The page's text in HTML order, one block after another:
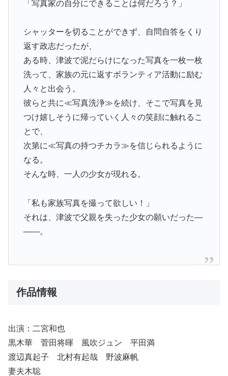
「写真家の自分にできることは何だろう？」
シャッターを切ることができず、自問自答をくり
返す政志だったが、
ある時、津波で泥だらけになった写真を一枚一枚
洗って、家族の元に返すボランティア活動に励む
人々と出会う。
彼らと共に≪写真洗浄≫を続け、そこで写真を見
つけ嬉しそうに帰っていく人々の笑顔に触れるこ
とで、
次第に≪写真の持つチカラ≫を信じられるように
なる。
そんな時、一人の少女が現れる。
「私も家族写真を撮って欲しい！」
それは、津波で父親を失った少女の願いだった—
――。
作品情報
出演：二宮和也
黒木華 菅田将暉 風吹ジュン 平田満
渡辺真起子 北村有起哉 野波麻帆
妻夫木聡